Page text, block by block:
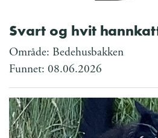
Svart og hvit
Område: Bedehusbakken
Funnet: 08.06.2026